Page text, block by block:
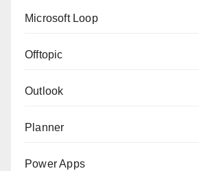
Microsoft Loop
Offtopic
Outlook
Planner
Power Apps